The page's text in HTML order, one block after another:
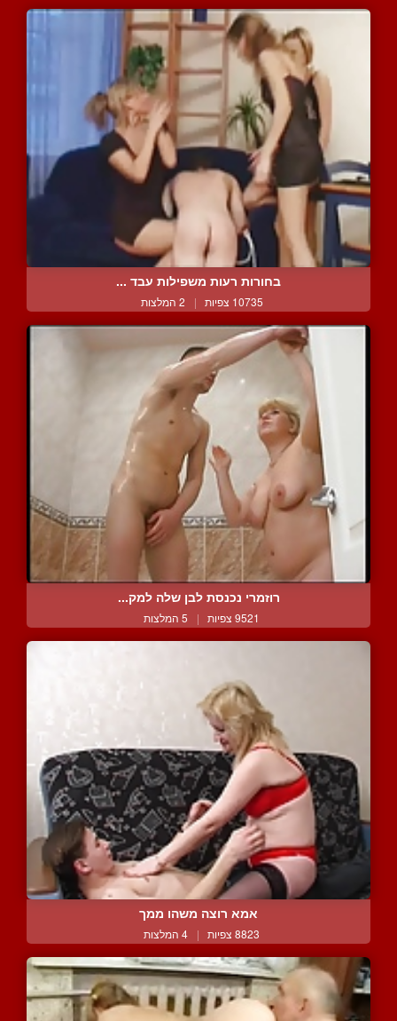
בחורות רעות משפילות עבד ...
10735 צפיות | 2 המלצות
רוזמרי נכנסת לבן שלה למק...
9521 צפיות | 5 המלצות
אמא רוצה משהו ממך
8823 צפיות | 4 המלצות